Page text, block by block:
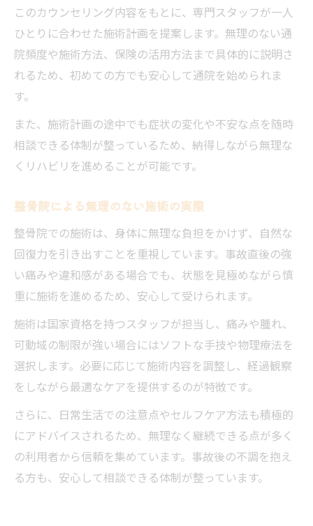
このカウンセリング内容をもとに、専門スタッフが一人
ひとりに合わせた施術計画を提案します。無理のない通
院頻度や施術方法、保険の活用方法まで具体的に説明さ
れるため、初めての方でも安心して通院を始められま
す。
また、施術計画の途中でも症状の変化や不安な点を随時
相談できる体制が整っているため、納得しながら無理な
くリハビリを進めることが可能です。
整骨院による無理のない施術の実際
整骨院での施術は、身体に無理な負担をかけず、自然な
回復力を引き出すことを重視しています。事故直後の強
い痛みや違和感がある場合でも、状態を見極めながら慎
重に施術を進めるため、安心して受けられます。
施術は国家資格を持つスタッフが担当し、痛みや腫れ、
可動域の制限が強い場合にはソフトな手技や物理療法を
選択します。必要に応じて施術内容を調整し、経過観察
をしながら最適なケアを提供するのが特徴です。
さらに、日常生活での注意点やセルフケア方法も積極的
にアドバイスされるため、無理なく継続できる点が多く
の利用者から信頼を集めています。事故後の不調を抱え
る方も、安心して相談できる体制が整っています。